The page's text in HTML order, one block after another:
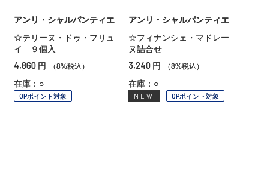
アンリ・シャルパンティエ
☆テリーヌ・ドゥ・フリュ
イ ９個入
4,860 円 （8%税込）
在庫：○
OPポイント対象
アンリ・シャルパンティエ
☆フィナンシェ・マドレー
ヌ詰合せ
3,240 円 （8%税込）
在庫：○
NEW OPポイント対象